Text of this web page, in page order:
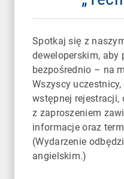
Spotkaj się z
deweloperskim, aby
bezpośrednio – na
Wszyscy
wstępnej rejestracji,
z zaproszeniem
informacje oraz
(Wydarzenie
angielskim.)